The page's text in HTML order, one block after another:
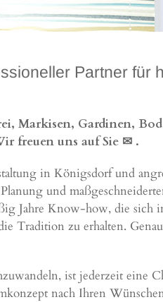
Partner
Markisen, Gardinen,
freuen uns auf Sie ✉ .
in Königsdorf und
und
Jahre Know-how, die sich
Tradition zu erhalten.
ist jederzeit
nach Ihren